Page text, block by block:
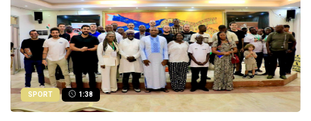
SPORT 1:38